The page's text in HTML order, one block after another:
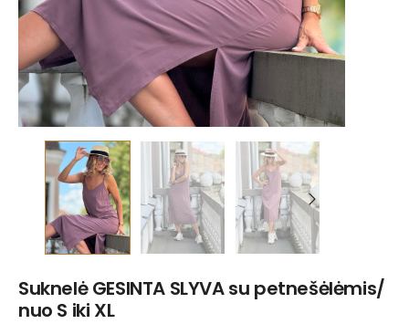
Suknelė GESINTA SLYVA su petnešėlėmis/
nuo S iki XL